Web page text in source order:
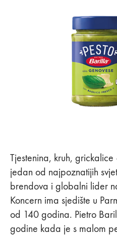
Tjestenina, kruh,
jedan od najpoznatijih
brendova i globalni lider
Koncern ima sjedište u
od 140 godina. Pietro
godine kada je s malom